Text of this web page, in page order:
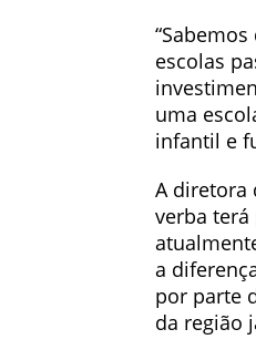
escolas
uma
infantil e
A diretora
verba
a
por parte
da região